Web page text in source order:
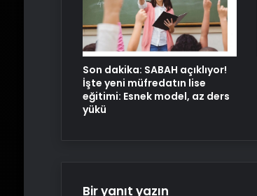
Son dakika: SABAH açıklıyor!
İşte yeni müfredatın lise
eğitimi: Esnek model, az ders
yükü
Bir yanıt yazın